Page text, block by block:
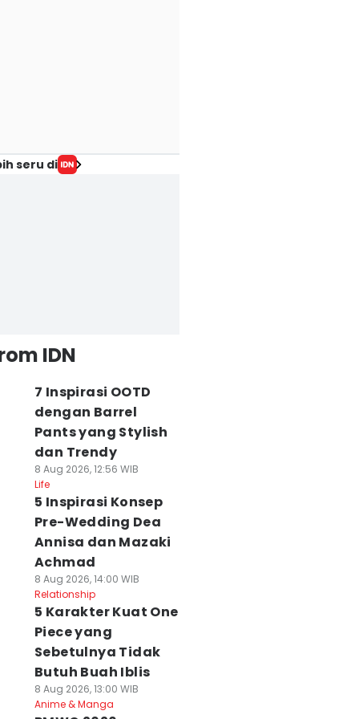
seru di
IDN
7 Inspirasi OOTD
dengan Barrel
Pants yang Stylish
dan Trendy
8 Aug 2026, 12:56 WIB
Life
5 Inspirasi Konsep
Pre-Wedding Dea
Annisa dan Mazaki
Achmad
8 Aug 2026, 14:00 WIB
Relationship
5 Karakter Kuat One
Piece yang
Sebetulnya Tidak
Butuh Buah Iblis
8 Aug 2026, 13:00 WIB
Anime & Manga